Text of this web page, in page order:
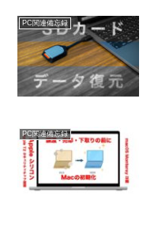
PC関連備忘録
PC関連備忘録